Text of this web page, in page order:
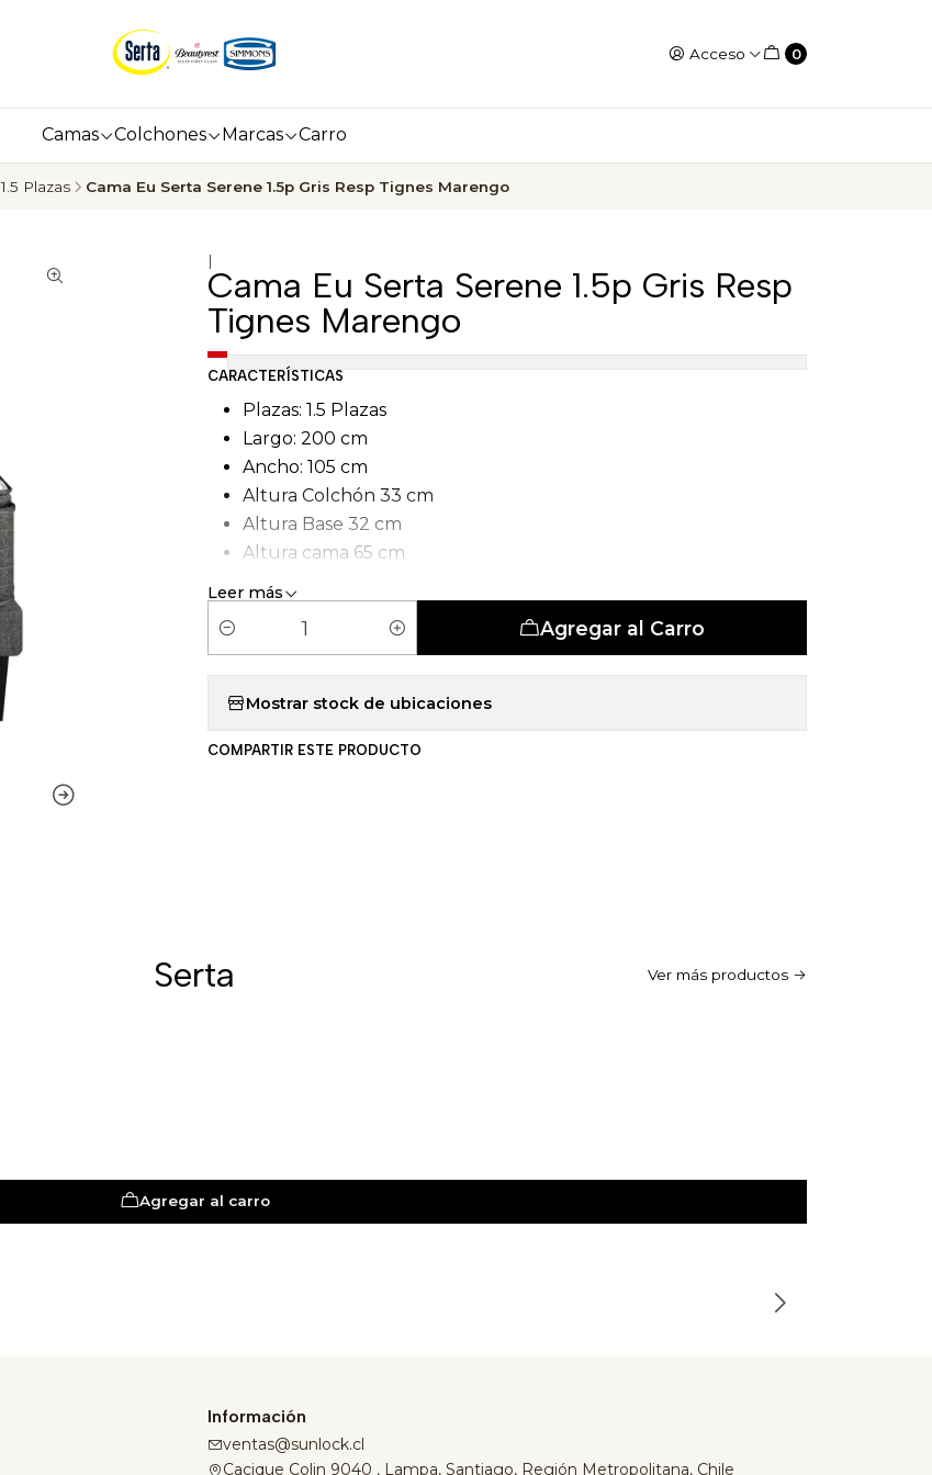
Acceso 0
Camas Colchones Marcas Carro
1.5 Plazas Cama Eu Serta Serene 1.5p Gris Resp Tignes Marengo
|
Cama Eu Serta Serene 1.5p Gris Resp
Tignes Marengo
CARACTERÍSTICAS
Plazas: 1.5 Plazas
Largo: 200 cm
Ancho: 105 cm
Altura Colchón 33 cm
Altura Base 32 cm
Altura cama 65 cm
Tipo de Carcasa: Pocket 5 Zonas
Leer más
t
i
Agregar al Carro
Mostrar stock de ubicaciones
COMPARTIR ESTE PRODUCTO
Serta Ver más productos
Agregar al carro
Información
ventas@sunlock.cl
Cacique Colin 9040 , Lampa, Santiago, Región Metropolitana, Chile